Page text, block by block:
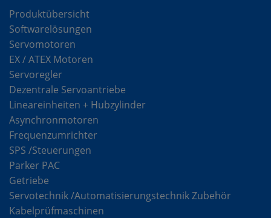
Produktübersicht
Softwarelösungen
Servomotoren
EX / ATEX Motoren
Servoregler
Dezentrale Servoantriebe
Lineareinheiten + Hubzylinder
Asynchronmotoren
Frequenzumrichter
SPS /Steuerungen
Parker PAC
Getriebe
Servotechnik /Automatisierungstechnik Zubehör
Kabelprüfmaschinen